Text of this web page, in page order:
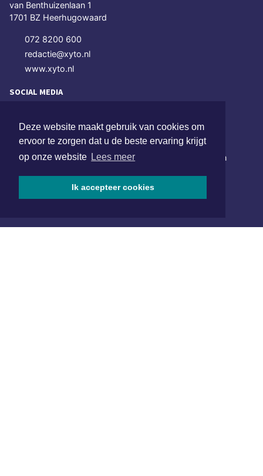
Deze website maakt gebruik van cookies om
ervoor te zorgen dat u de beste ervaring krijgt
op onze website Lees meer
Ik accepteer cookies
van Benthuizenlaan 1
1701 BZ Heerhugowaard
072 8200 600
redactie@xyto.nl
www.xyto.nl
SOCIAL MEDIA
NIEUWSBRIEF AANMELDEN
Schrijf je in voor onze nieuwsbrief en krijg wekelijks een
Aanmelden
ONLINE DAGBLADEN